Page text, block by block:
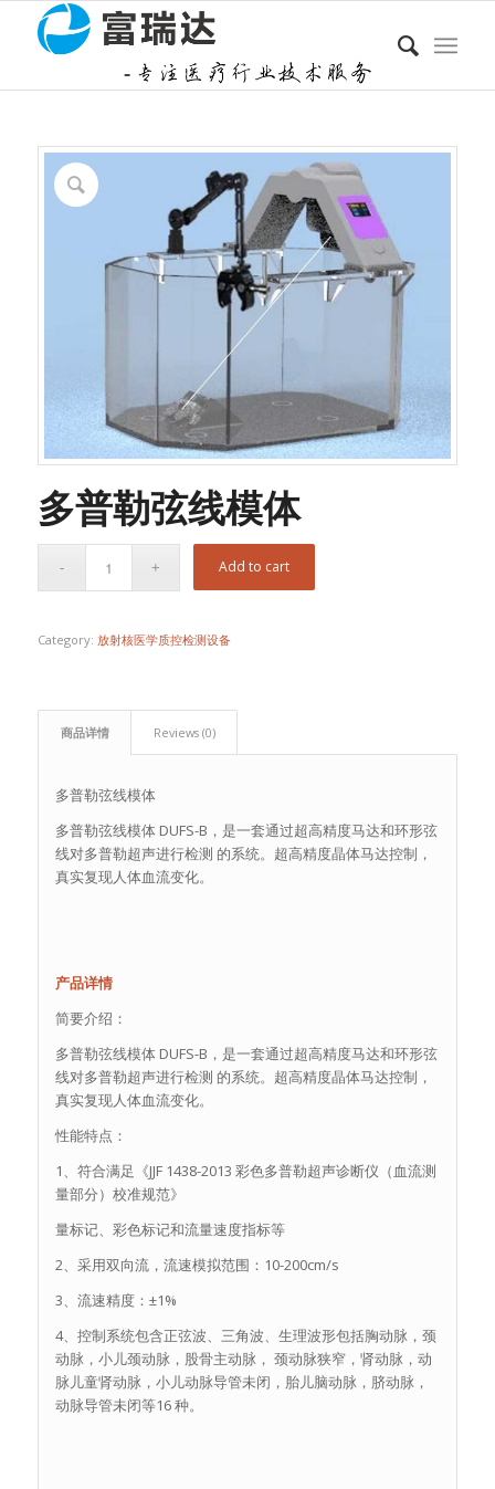
多普勒弦线模体
Add to cart
Category: 放射核医学质控检测设备
商品详情 Reviews (0)
多普勒弦线模体
多普勒弦线模体 DUFS-B，是一套通过超高精度马达和环形弦
线对多普勒超声进行检测 的系统。超高精度晶体马达控制，
真实复现人体血流变化。
产品详情
简要介绍：
多普勒弦线模体 DUFS-B，是一套通过超高精度马达和环形弦
线对多普勒超声进行检测 的系统。超高精度晶体马达控制，
真实复现人体血流变化。
性能特点：
1、符合满足《JJF 1438-2013 彩色多普勒超声诊断仪（血流测
量部分）校准规范》
量标记、彩色标记和流量速度指标等
2、采用双向流，流速模拟范围：10-200cm/s
3、流速精度：±1%
4、控制系统包含正弦波、三角波、生理波形包括胸动脉，颈
动脉，小儿颈动脉，股骨主动脉， 颈动脉狭窄，肾动脉，动
脉儿童肾动脉，小儿动脉导管未闭，胎儿脑动脉，脐动脉，
动脉导管未闭等16 种。